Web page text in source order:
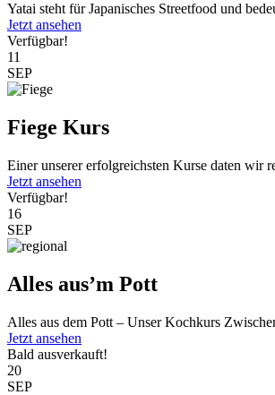
Yatai steht für Japanisches Streetfood und
Jetzt ansehen
Verfügbar!
11
SEP
Fiege Kurs
Einer unserer erfolgreichsten Kurse daten wir
Jetzt ansehen
Verfügbar!
16
SEP
Alles aus’m Pott
Alles aus dem Pott – Unser Kochkurs
Jetzt ansehen
Bald ausverkauft!
20
SEP